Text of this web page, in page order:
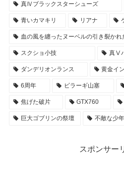
真Ⅳブラックスターシューズ
青いカマキリ リアナ
血の風を纏ったヌーベルの引き裂かれ
スクショ小技 真Ⅴ
ダンデリオンランス 黄金イ
6周年 ビラーギ山塞
焦げた破片 GTX760
巨大ゴブリンの祭壇 不敵な少年
スポンサー